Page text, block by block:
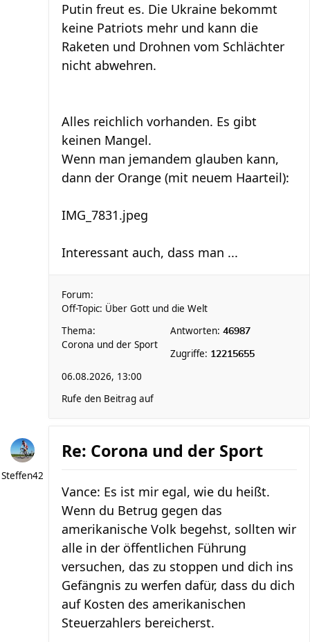
Putin freut es. Die Ukraine bekommt
keine Patriots mehr und kann die
Raketen und Drohnen vom Schlächter
nicht abwehren.
Alles reichlich vorhanden. Es gibt
keinen Mangel.
Wenn man jemandem glauben kann,
dann der Orange (mit neuem Haarteil):
IMG_7831.jpeg
Interessant auch, dass man ...
Forum:
Off-Topic: Über Gott und die Welt
Thema:
Corona und der Sport
Antworten: 46987
Zugriffe: 12215655
06.08.2026, 13:00
Rufe den Beitrag auf
Steffen42
Re: Corona und der Sport
Vance: Es ist mir egal, wie du heißt.
Wenn du Betrug gegen das
amerikanische Volk begehst, sollten wir
alle in der öffentlichen Führung
versuchen, das zu stoppen und dich ins
Gefängnis zu werfen dafür, dass du dich
auf Kosten des amerikanischen
Steuerzahlers bereicherst.